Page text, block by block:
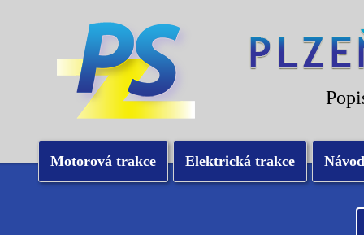
Motorová trakce Elektrická trakce